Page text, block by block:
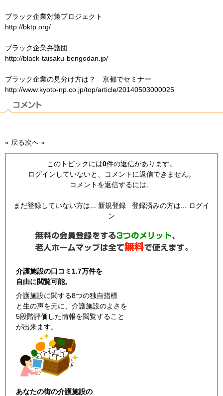
ブラック企業対策プロジェクト
http://bktp.org/
ブラック企業弁護団
http://black-taisaku-bengodan.jp/
ブラック企業の見分け方は？ 京都でセミナー
http://www.kyoto-np.co.jp/top/article/20140503000025
« 戻る次へ »
このトピックには0件の返信があります。
ログインしていないと、コメントに返信できません。
コメントを返信するには、
まだ登録していない方は... 新規登録 登録済みの方は...
ログイ
ン
介護施設の口コミ1.7万件を
自由に閲覧可能。
介護施設に関する8つの独自指標
と生の声を元に、介護施設のよさを
5段階評価した情報を閲覧すること
が出来ます。
あなたの街の介護施設の